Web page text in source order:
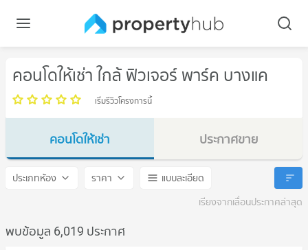
คอนโดให้เช่า ใกล้ ฟิวเจอร์ พาร์ค บางแค
เริ่มรีวิวโครงการนี้
คอนโดให้เช่า
ฟิวเจอร์ พาร์ค บางแค
ประกาศขาย
ฟิวเจอร์ พาร์ค บางแค
ประเภทห้อง ราคา
แบบละเอียด
เรียงจากเลื่อนประกาศล่าสุด
พบข้อมูล 6,019 ประกาศ